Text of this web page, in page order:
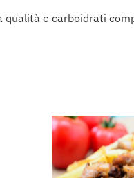
e carboidrati